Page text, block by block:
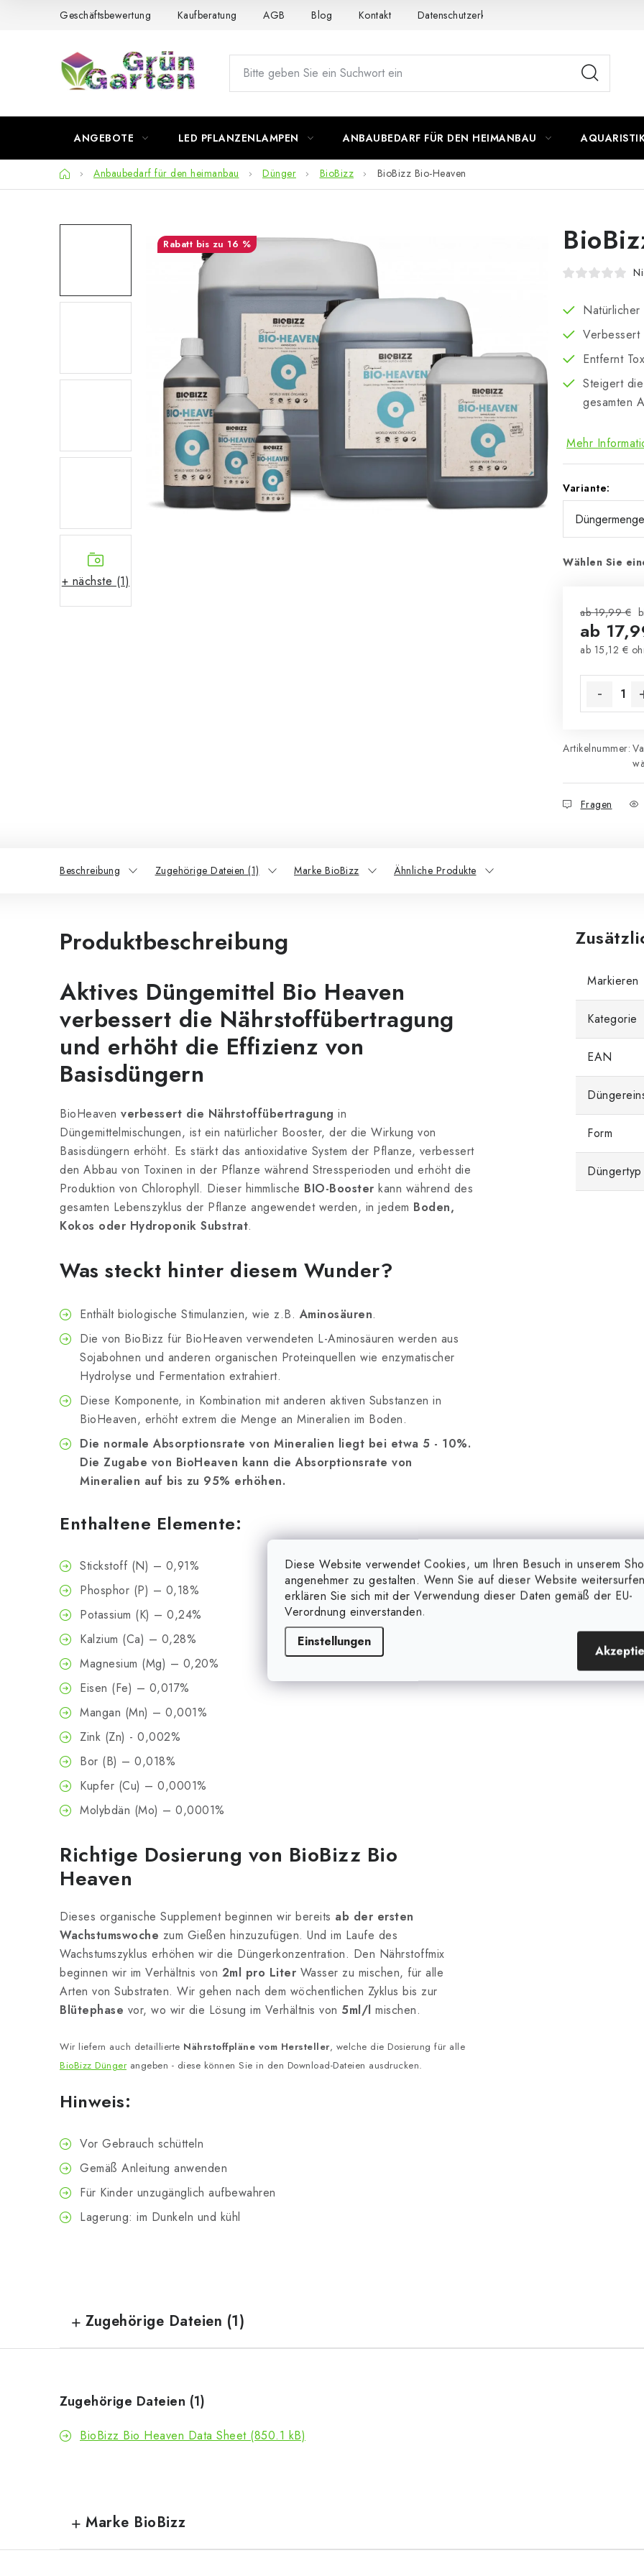
Diese Website verwendet Cookies, um Ihren Besuch in unserem
angenehmer zu gestalten. Wenn Sie auf dieser Website
erklären Sie sich mit der Verwendung dieser Daten gemäß der EU-
Verordnung einverstanden.
Einstellungen
Geschäftsbewertung Kaufberatung AGB Blog Kontakt Datenschutzerklärung
ANGEBOTE LED PFLANZENLAMPEN ANBAUBEDARF FÜR DEN HEIMANBAU
StartseiteAnbaubedarf für den heimanbau Dünger BioBizz BioBizz Bio-Heaven
+ nächste (1)
Natürlicher
Verbessert
Entfernt
Steigert
gesamten
Mehr
Variante:
Wählen Sie
ab 19,99 €
ab
ab 15,12 €
Artikelnummer:
Fragen
bis zu 16 %
Beschreibung Zugehörige Dateien (1) Marke BioBizz Ähnliche Produkte
Produktbeschreibung
Aktives Düngemittel Bio Heaven
verbessert die Nährstoffübertragung
und erhöht die Effizienz von
Basisdüngern
BioHeaven verbessert die Nährstoffübertragung in
Düngemittelmischungen, ist ein natürlicher Booster, der die Wirkung von
Basisdüngern erhöht. Es stärkt das antioxidative System der Pflanze, verbessert
den Abbau von Toxinen in der Pflanze während Stressperioden und erhöht die
Produktion von Chlorophyll. Dieser himmlische BIO-Booster kann während des
gesamten Lebenszyklus der Pflanze angewendet werden, in jedem Boden,
Kokos oder Hydroponik Substrat.
Was steckt hinter diesem Wunder?
Enthält biologische Stimulanzien, wie z.B. Aminosäuren.
Die von BioBizz für BioHeaven verwendeten L-Aminosäuren werden aus
Sojabohnen und anderen organischen Proteinquellen wie enzymatischer
Hydrolyse und Fermentation extrahiert.
Diese Komponente, in Kombination mit anderen aktiven Substanzen in
BioHeaven, erhöht extrem die Menge an Mineralien im Boden.
Die normale Absorptionsrate von Mineralien liegt bei etwa 5 - 10%.
Die Zugabe von BioHeaven kann die Absorptionsrate von
Mineralien auf bis zu 95% erhöhen.
Enthaltene Elemente:
Stickstoff (N) – 0,91%
Phosphor (P) – 0,18%
Potassium (K) – 0,24%
Kalzium (Ca) – 0,28%
Magnesium (Mg) – 0,20%
Eisen (Fe) – 0,017%
Mangan (Mn) – 0,001%
Zink (Zn) - 0,002%
Bor (B) – 0,018%
Kupfer (Cu) – 0,0001%
Molybdän (Mo) – 0,0001%
Richtige Dosierung von BioBizz Bio
Heaven
Dieses organische Supplement beginnen wir bereits ab der ersten
Wachstumswoche zum Gießen hinzuzufügen. Und im Laufe des
Wachstumszyklus erhöhen wir die Düngerkonzentration. Den Nährstoffmix
beginnen wir im Verhältnis von 2ml pro Liter Wasser zu mischen, für alle
Arten von Substraten. Wir gehen nach dem wöchentlichen Zyklus bis zur
Blütephase vor, wo wir die Lösung im Verhältnis von 5ml/l mischen.
Wir liefern auch detaillierte Nährstoffpläne vom Hersteller, welche die Dosierung für alle
BioBizz Düngerangeben - diese können Sie in den Download-Dateien ausdrucken.
Hinweis:
Vor Gebrauch schütteln
Gemäß Anleitung anwenden
Für Kinder unzugänglich aufbewahren
Lagerung: im Dunkeln und kühl
Markieren
Kategorie
EAN
Form
Düngertyp
Zugehörige Dateien (1)
Zugehörige Dateien (1)
BioBizz Bio Heaven Data Sheet (850.1 kB)
Marke BioBizz